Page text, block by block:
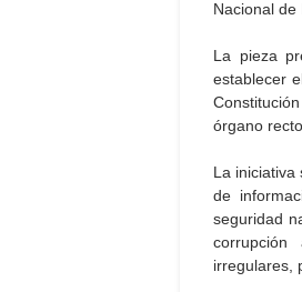
Nacional de
La pieza
establecer
órgano
La iniciativa
de
seguridad
corrupción
irregulares,